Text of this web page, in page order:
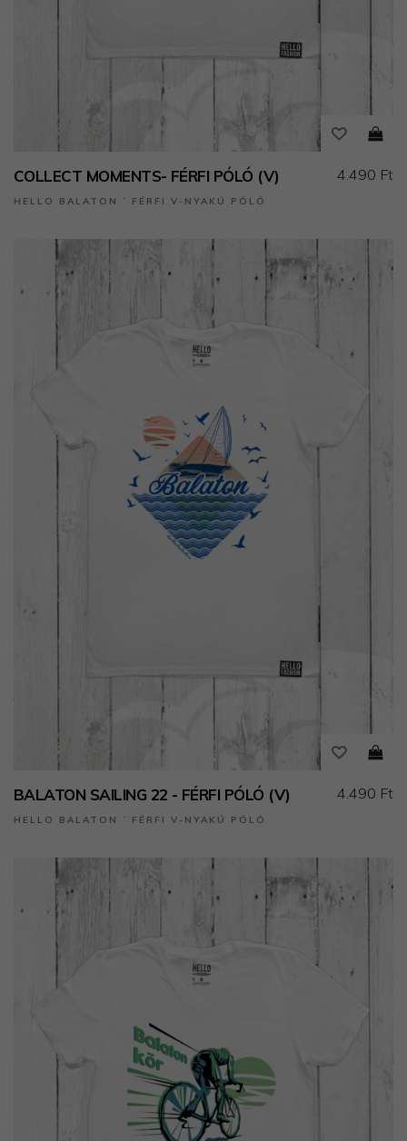
COLLECT MOMENTS- FÉRFI PÓLÓ (V)
HELLO BALATON ˙ FÉRFI V-NYAKÚ PÓLÓ
4.490 Ft
BALATON SAILING 22 - FÉRFI PÓLÓ (V)
HELLO BALATON ˙ FÉRFI V-NYAKÚ PÓLÓ
4.490 Ft